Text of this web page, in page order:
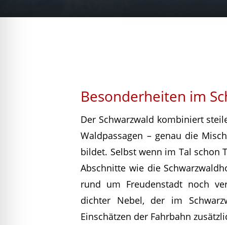
Besonderheiten im
Der Schwarzwald kombiniert
Waldpassagen – genau die
bildet. Selbst wenn im Tal schon
Abschnitte wie die
rund um Freudenstadt noch
dichter Nebel, der im
Einschätzen der Fahrbahn